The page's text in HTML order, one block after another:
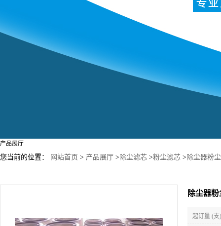
产品展厅
您当前的位置： 网站首页 > 产品展厅 >除尘滤芯 >粉尘滤芯 >除尘器粉
除尘器
起订量 (支)